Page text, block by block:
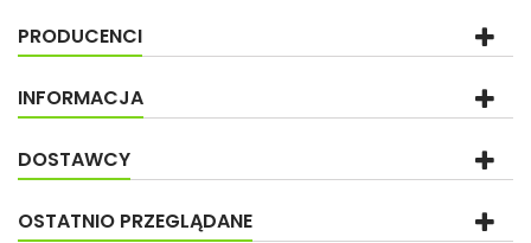
PRODUCENCI
INFORMACJA
DOSTAWCY
OSTATNIO PRZEGLĄDANE